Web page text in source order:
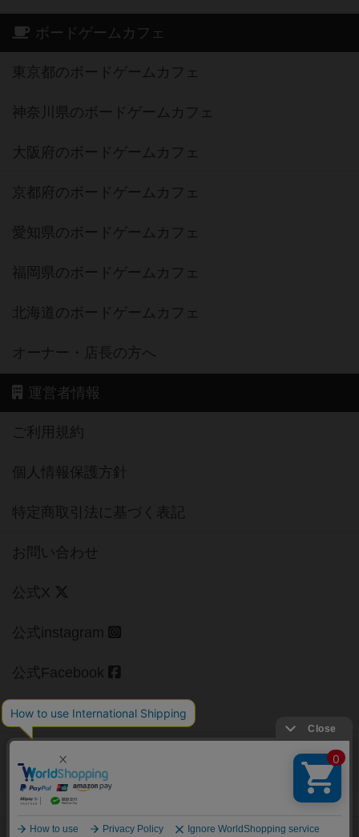
ボードゲームカフェ
東京都のボードゲームカフェ
神奈川県のボードゲームカフェ
大阪府のボードゲームカフェ
京都府のボードゲームカフェ
愛知県のボードゲームカフェ
福岡県のボードゲームカフェ
北海道のボードゲームカフェ
オーナー・店長の方へ
運営者情報
ご利用規約
個人情報保護方針
特定商取引法に基づく表記
お問い合わせ
公式X
公式instagram
公式Facebook
公式YouTubeチャンネル